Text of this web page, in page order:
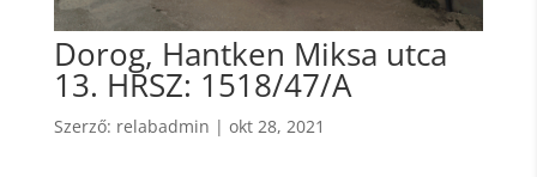
Dorog, Hantken Miksa utca
13. HRSZ: 1518/47/A
Szerző: relabadmin | okt 28, 2021